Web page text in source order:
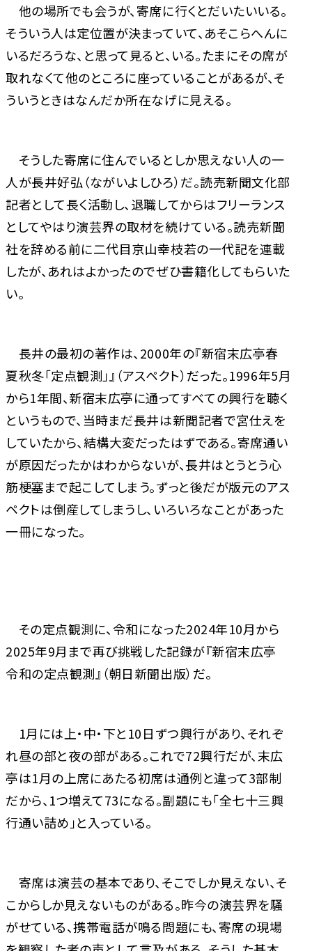
他の場所でも会うが、寄席に行くとだいたいいる。
そういう人は定位置が決まっていて、あそこらへんに
いるだろうな、と思って見ると、いる。たまにその席が
取れなくて他のところに座っていることがあるが、そ
ういうときはなんだか所在なげに見える。
そうした寄席に住んでいるとしか思えない人の一
人が長井好弘（ながいよしひろ）だ。読売新聞文化部
記者として長く活動し、退職してからはフリーランス
としてやはり演芸界の取材を続けている。読売新聞
社を辞める前に二代目京山幸枝若の一代記を連載
したが、あれはよかったのでぜひ書籍化してもらいた
い。
長井の最初の著作は、2000年の『新宿末広亭春
夏秋冬「定点観測」』（アスペクト）だった。1996年5月
から1年間、新宿末広亭に通ってすべての興行を聴く
というもので、当時まだ長井は新聞記者で宮仕えを
していたから、結構大変だったはずである。寄席通い
が原因だったかはわからないが、長井はとうとう心
筋梗塞まで起こしてしまう。ずっと後だが版元のアス
ペクトは倒産してしまうし、いろいろなことがあった
一冊になった。
その定点観測に、令和になった2024年10月から
2025年9月まで再び挑戦した記録が『新宿末広亭
令和の定点観測』（朝日新聞出版）だ。
1月には上・中・下と10日ずつ興行があり、それぞ
れ昼の部と夜の部がある。これで72興行だが、末広
亭は1月の上席にあたる初席は通例と違って3部制
だから、1つ増えて73になる。副題にも「全七十三興
行通い詰め」と入っている。
寄席は演芸の基本であり、そこでしか見えない、そ
こからしか見えないものがある。昨今の演芸界を騒
がせている、携帯電話が鳴る問題にも、寄席の現場